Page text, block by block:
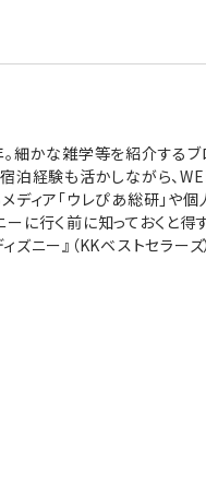
細かな雑学等を紹介する
泊経験も活かしながら、
ィア「ウレぴあ総研」や
行く前に知っておくと得
ニー』（KKベストセラーズ